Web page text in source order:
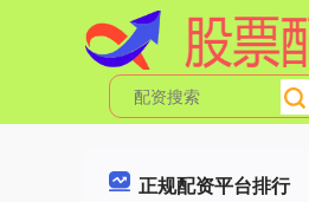
正规配资平台排行